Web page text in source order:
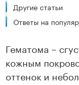
Другие статьи
Ответы на
Гематома –
кожным
оттенок и